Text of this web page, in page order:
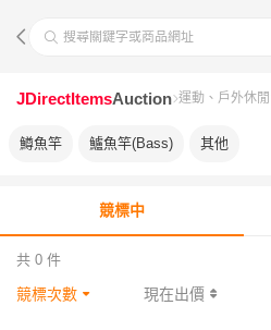
搜尋關鍵字或商品網址
JDirectItemsAuction 運動、戶外休閒
鱒魚竿 鱸魚竿(Bass) 其他
競標中
共 0 件
競標次數 現在出價